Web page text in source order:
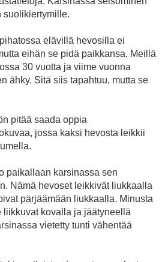
suolikiertymille.
elävillä hevosilla ei
eihän se pidä paikkansa. Meillä
30 vuotta ja viime vuonna
ähky. Sitä siis tapahtuu, mutta se
pitää saada oppia
jossa kaksi hevosta leikkii
paikallaan karsinassa sen
Nämä hevoset leikkivät liukkaalla
pärjäämään liukkaalla. Minusta
liikkuvat kovalla ja jäätyneellä
vietetty tunti vähentää